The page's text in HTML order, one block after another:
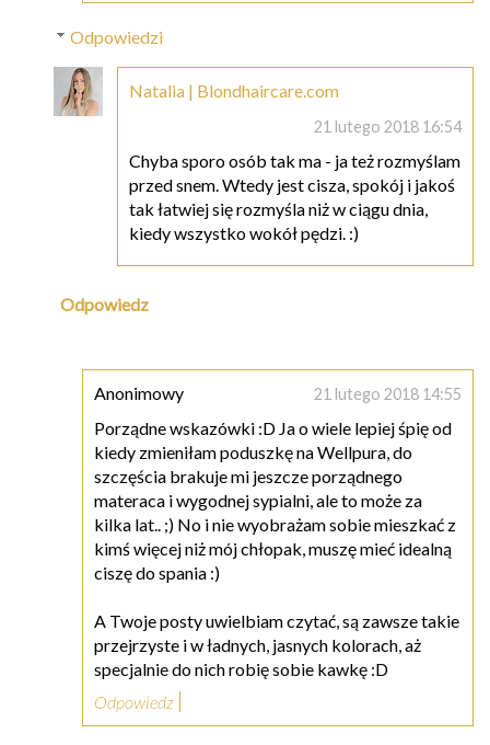
Odpowiedzi
Natalia | Blondhaircare.com
21 lutego 2018 16:54
Chyba sporo osób tak ma - ja też rozmyślam
przed snem. Wtedy jest cisza, spokój i jakoś
tak łatwiej się rozmyśla niż w ciągu dnia,
kiedy wszystko wokół pędzi. :)
Odpowiedz
Anonimowy 21 lutego 2018 14:55
Porządne wskazówki :D Ja o wiele lepiej śpię od
kiedy zmieniłam poduszkę na Wellpura, do
szczęścia brakuje mi jeszcze porządnego
materaca i wygodnej sypialni, ale to może za
kilka lat.. ;) No i nie wyobrażam sobie mieszkać z
kimś więcej niż mój chłopak, muszę mieć idealną
ciszę do spania :)
A Twoje posty uwielbiam czytać, są zawsze takie
przejrzyste i w ładnych, jasnych kolorach, aż
specjalnie do nich robię sobie kawkę :D
Odpowiedz